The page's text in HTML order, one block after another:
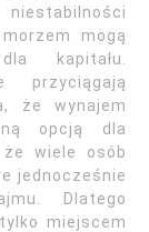
mogą
kapitału.
przyciągają
że wynajem
opcją dla
że wiele osób
jednocześnie
Dlatego
miejscem